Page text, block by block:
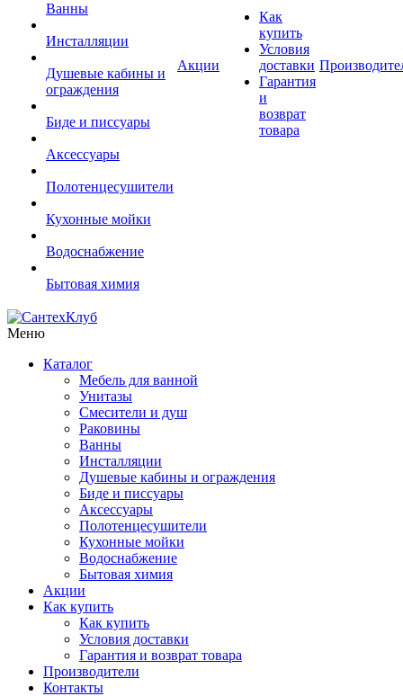
Ванны
Инсталляции
Душевые кабины и
ограждения
Биде и писсуары
Аксессуары
Полотенцесушители
Кухонные мойки
Водоснабжение
Бытовая химия
Акции
Как
купить
Условия
доставки
Гарантия
и
возврат
товара
Меню
Каталог
Мебель для ванной
Унитазы
Смесители и душ
Раковины
Ванны
Инсталляции
Душевые кабины и ограждения
Биде и писсуары
Аксессуары
Полотенцесушители
Кухонные мойки
Водоснабжение
Бытовая химия
Акции
Как купить
Как купить
Условия доставки
Гарантия и возврат товара
Производители
Контакты